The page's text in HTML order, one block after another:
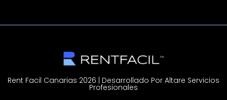
Rent Facil Canarias 2026 | Desarrollado Por Altare Servicios
Profesionales